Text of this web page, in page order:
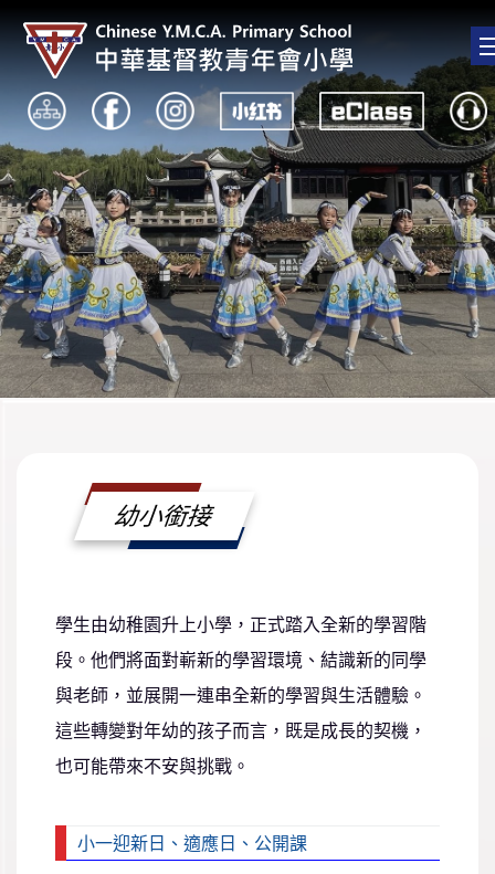
幼小銜接
學生由幼稚園升上小學，正式踏入全新的學習階
段。他們將面對嶄新的學習環境、結識新的同學
與老師，並展開一連串全新的學習與生活體驗。
這些轉變對年幼的孩子而言，既是成長的契機，
也可能帶來不安與挑戰。
小一迎新日、適應日、公開課